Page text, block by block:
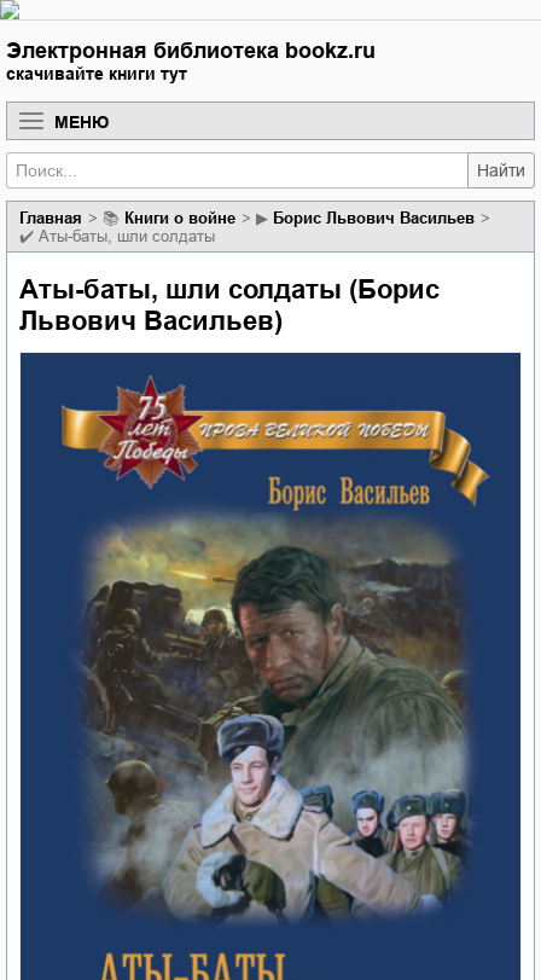
Электронная библиотека bookz.ru
скачивайте книги тут
МЕНЮ
Найти
Главная 📚 книги о войне ▶ Борис Львович Васильев
✔️ Аты-баты, шли солдаты
Аты-баты, шли солдаты (Борис
Львович Васильев)